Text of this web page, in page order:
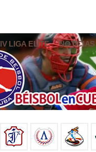
IV LIGA ELITE NOTICIAS